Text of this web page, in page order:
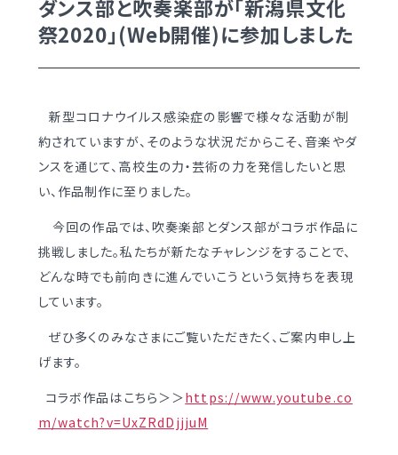
教育方針
明訓の学び GSC
学校案内
（デジタルパンフ）
入試情報
募集要項・
入学検査実施状況
学校生活
教育方針
学校案内
明訓の学び GSC
入学案内
インターネット出願
募集要項
入学検査実施状況
諸経費
入試日程・手続き文書
高校オープンスクール
ダンス部と吹奏楽部が「新潟県文化
祭2020」(Web開催)に参加しました
新型コロナウイルス感染症の影響で様々な活動が制
約されていますが、そのような状況だからこそ、音楽やダ
ンスを通じて、高校生の力・芸術の力を発信したいと思
い、作品制作に至りました。
今回の作品では、吹奏楽部とダンス部がコラボ作品に
挑戦しました。私たちが新たなチャレンジをすることで、
どんな時でも前向きに進んでいこうという気持ちを表現
しています。
ぜひ多くのみなさまにご覧いただきたく、ご案内申し上
げます。
コラボ作品はこちら＞＞https://www.youtube.co
m/watch?v=UxZRdDjjjuM